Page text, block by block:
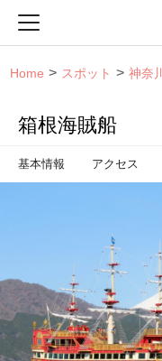
Home スポット 神奈川
箱根海賊船
基本情報 アクセス